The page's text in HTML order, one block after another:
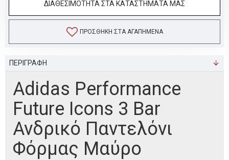
ΔΙΑΘΕΣΙΜΟΤΗΤΑ ΣΤΑ ΚΑΤΑΣΤΗΜΑΤΑ ΜΑΣ
ΠΡΟΣΘΉΚΗ ΣΤΑ ΑΓΑΠΗΜΈΝΑ
ΠΕΡΙΓΡΑΦΗ
Adidas Performance
Future Icons 3 Bar
Ανδρικό Παντελόνι
Φόρμας Μαύρο